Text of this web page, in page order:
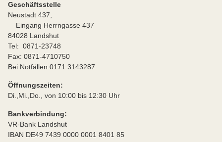
Geschäftsstelle
Neustadt 437,
Eingang Herrngasse 437
84028 Landshut
Tel: 0871-23748
Fax: 0871-4710750
Bei Notfällen 0171 3143287
Öffnungszeiten:
Di.,Mi.,Do., von 10:00 bis 12:30 Uhr
Bankverbindung:
VR-Bank Landshut
IBAN DE49 7439 0000 0001 8401 85